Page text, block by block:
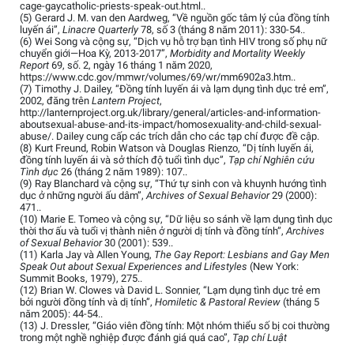
cage-gaycatholic-priests-speak-out.html..
(5) Gerard J. M. van den Aardweg, “Về nguồn gốc tâm lý của đồng tính
luyến ái”, Linacre Quarterly78, số 3 (tháng 8 năm 2011): 330-54..
(6) Wei Song và cộng sự, “Dịch vụ hỗ trợ bạn tình HIV trong số phụ nữ
chuyển giới—Hoa Kỳ, 2013-2017”, Morbidity and Mortality Weekly
Report 69, số. 2, ngày 16 tháng 1 năm 2020,
https://www.cdc.gov/mmwr/volumes/69/wr/mm6902a3.htm..
(7) Timothy J. Dailey, “Đồng tính luyến ái và lạm dụng tình dục trẻ em”,
2002, đăng trên Lantern Project,
http://lanternproject.org.uk/library/general/articles-and-information-
aboutsexual-abuse-and-its-impact/homosexuality-and-child-sexual-
abuse/. Dailey cung cấp các trích dẫn cho các tạp chí được đề cập.
(8) Kurt Freund, Robin Watson và Douglas Rienzo, “Dị tính luyến ái,
đồng tính luyến ái và sở thích độ tuổi tình dục”, Tạp chí Nghiên cứu
Tình dục 26 (tháng 2 năm 1989): 107..
(9) Ray Blanchard và cộng sự, “Thứ tự sinh con và khuynh hướng tình
dục ở những người ấu dâm”,Archives of Sexual Behavior29 (2000):
471..
(10) Marie E. Tomeo và cộng sự, “Dữ liệu so sánh về lạm dụng tình dục
thời thơ ấu và tuổi vị thành niên ở người dị tính và đồng tính”,Archives
of Sexual Behavior30 (2001): 539..
(11) Karla Jay và Allen Young, The Gay Report: Lesbians and Gay Men
Speak Out about Sexual Experiences and Lifestyles (New York:
Summit Books, 1979), 275..
(12) Brian W. Clowes và David L. Sonnier, “Lạm dụng tình dục trẻ em
bởi người đồng tính và dị tính”, Homiletic & Pastoral Review (tháng 5
năm 2005): 44-54..
(13) J. Dressler, “Giáo viên đồng tính: Một nhóm thiểu số bị coi thường
trong một nghề nghiệp được đánh giá quá cao”, Tạp chí Luật